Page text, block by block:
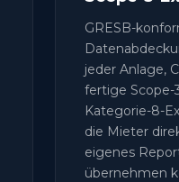
GRESB-
jeder Anlage,
fertige Scope-
Kategorie-8-
die Mieter
eigenes
übernehmen